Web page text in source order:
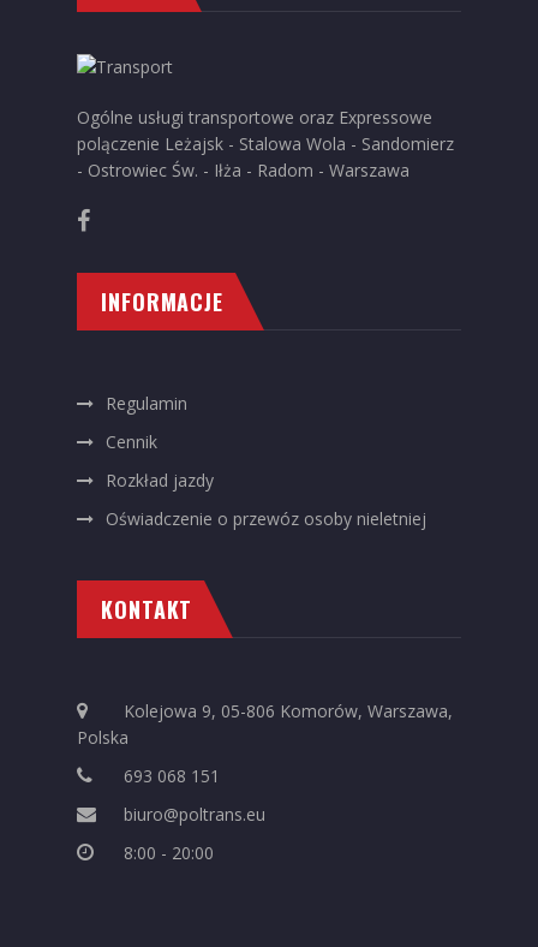
Ogólne usługi transportowe oraz Expressowe
polączenie Leżajsk - Stalowa Wola - Sandomierz
- Ostrowiec Św. - Iłża - Radom - Warszawa
INFORMACJE
Regulamin
Cennik
Rozkład jazdy
Oświadczenie o przewóz osoby nieletniej
KONTAKT
Kolejowa 9, 05-806 Komorów, Warszawa,
Polska
693 068 151
biuro@poltrans.eu
8:00 - 20:00